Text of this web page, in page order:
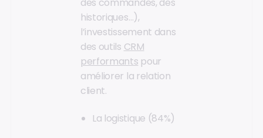
des commandes, des
historiques…),
l’investissement dans
des outils CRM
performants pour
améliorer la relation
client.
La logistique (84%)